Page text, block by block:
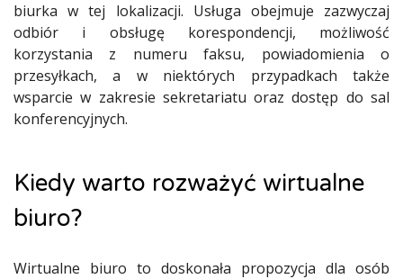
biurka w tej lokalizacji. Usługa obejmuje zazwyczaj
odbiór i obsługę korespondencji, możliwość
korzystania z numeru faksu, powiadomienia o
przesyłkach, a w niektórych przypadkach także
wsparcie w zakresie sekretariatu oraz dostęp do sal
konferencyjnych.
Kiedy warto rozważyć wirtualne
biuro?
Wirtualne biuro to doskonała propozycja dla osób